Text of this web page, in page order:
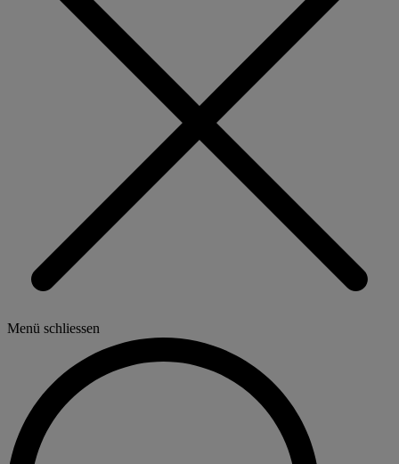
Menü schliessen